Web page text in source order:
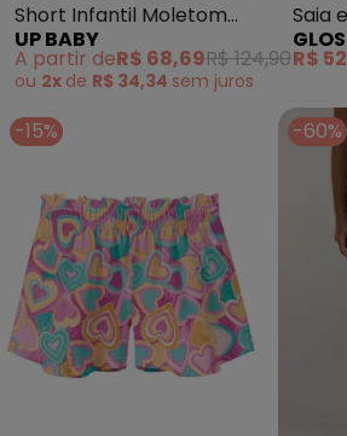
Short Infantil Moletom
Linho (Rosa)
UP BABY
A partir deR$ 68,69R$ 124,90
ou 2x de R$ 34,34 sem juros
Saia
R$
-15% -60%